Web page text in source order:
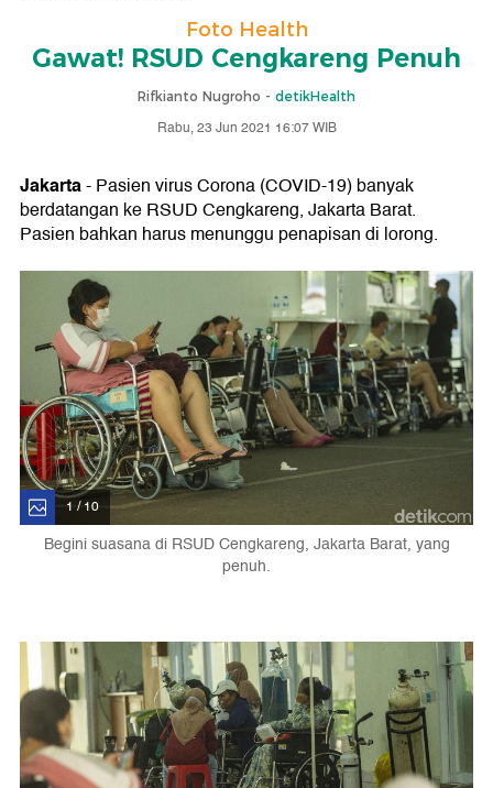
Foto Health
Gawat! RSUD Cengkareng Penuh
Rifkianto Nugroho - detikHealth
Rabu, 23 Jun 2021 16:07 WIB
Jakarta- Pasien virus Corona (COVID-19) banyak
berdatangan ke RSUD Cengkareng, Jakarta Barat.
Pasien bahkan harus menunggu penapisan di lorong.
1 / 10
Begini suasana di RSUD Cengkareng, Jakarta Barat, yang
penuh.